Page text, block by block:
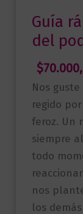
Guía
del
$
Nos
regido
feroz. Un
siempre
todo
nos
los